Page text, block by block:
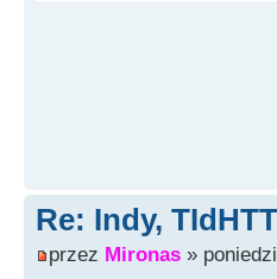
Re: Indy,
przez Mironas »